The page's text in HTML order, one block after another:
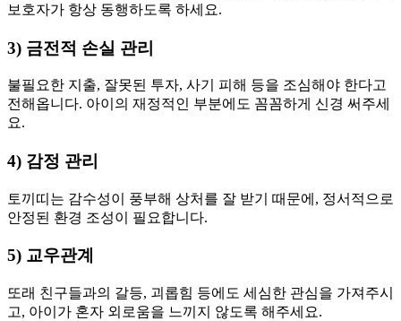
보호자가 항상 동행하도록 하세요.
3) 금전적 손실 관리
불필요한 지출, 잘못된 투자, 사기 피해 등을 조심해야 한다고
전해옵니다. 아이의 재정적인 부분에도 꼼꼼하게 신경 써주세
요.
4) 감정 관리
토끼띠는 감수성이 풍부해 상처를 잘 받기 때문에, 정서적으로
안정된 환경 조성이 필요합니다.
5) 교우관계
또래 친구들과의 갈등, 괴롭힘 등에도 세심한 관심을 가져주시
고, 아이가 혼자 외로움을 느끼지 않도록 해주세요.